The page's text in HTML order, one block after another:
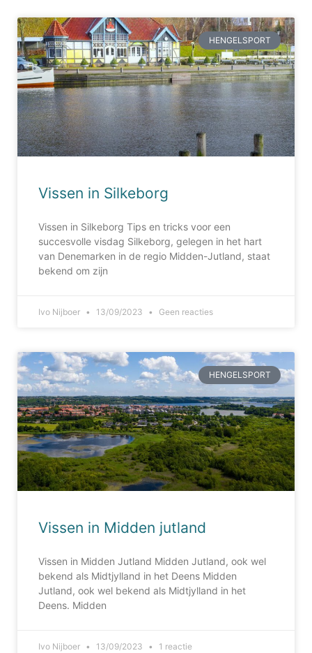
HENGELSPORT
Vissen in Silkeborg
Vissen in Silkeborg Tips en tricks voor een
succesvolle visdag Silkeborg, gelegen in het hart
van Denemarken in de regio Midden-Jutland, staat
bekend om zijn
Ivo Nijboer 13/09/2023 Geen reacties
HENGELSPORT
Vissen in Midden jutland
Vissen in Midden Jutland Midden Jutland, ook wel
bekend als Midtjylland in het Deens Midden
Jutland, ook wel bekend als Midtjylland in het
Deens. Midden
Ivo Nijboer 13/09/2023 1 reactie